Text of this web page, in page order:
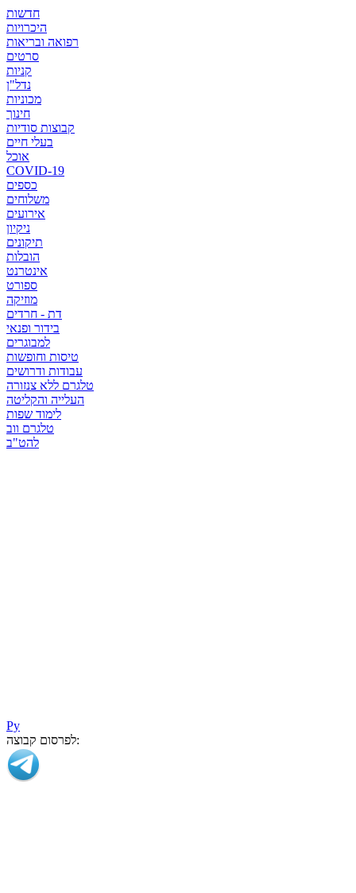
חדשות
היכרויות
רפואה ובריאות
סרטים
קניות
נדל"ן
מכוניות
חינוך
קבוצות סודיות
בעלי חיים
אוכל
COVID-19
כספים
משלוחים
אירועים
ניקיון
תיקונים
הובלות
אינטרנט
ספורט
מוזיקה
דת - חרדים
בידור ופנאי
למבוגרים
טיסות וחופשות
עבודות ודרושים
טלגרם ללא צנזורה
העלייה והקליטה
לימוד שפות
טלגרם ווב
להט"ב
Ру
לפרסום קבוצה: